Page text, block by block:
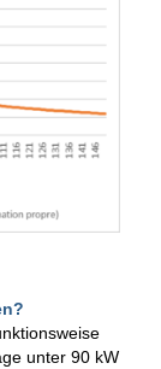
unter 90 kW